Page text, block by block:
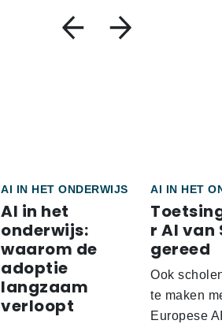
AI IN HET ONDERWIJS
AI in het
onderwijs:
waarom de
adoptie
langzaam
verloopt
AI IN HET
r AI van
gereed
Ook
te maken
Europese